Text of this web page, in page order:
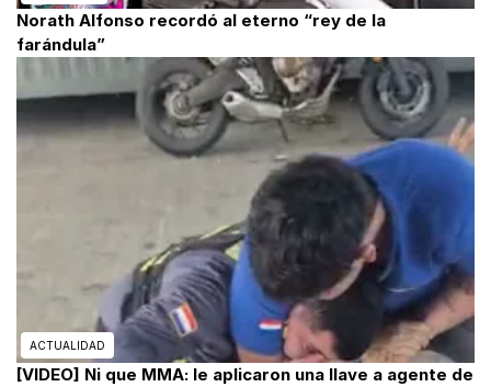
Norath Alfonso recordó al eterno “rey de la
farándula”
ACTUALIDAD
[VIDEO] Ni que MMA: le aplicaron una llave a agente de